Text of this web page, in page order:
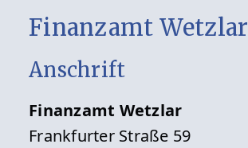
Finanzamt Wetzlar
Anschrift
Finanzamt Wetzlar
Frankfurter Straße 59